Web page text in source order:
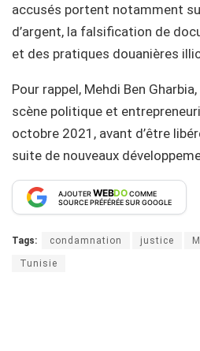
accusés portent notamment
d’argent, la falsification de
et des pratiques douanières
Pour rappel, Mehdi Ben
scène politique et
octobre 2021, avant d’être
suite de nouveaux
AJOUTERWEBDOCOMME
SOURCE PRÉFÉRÉE SUR GOOGLE
Tags: condamnation justice
Tunisie